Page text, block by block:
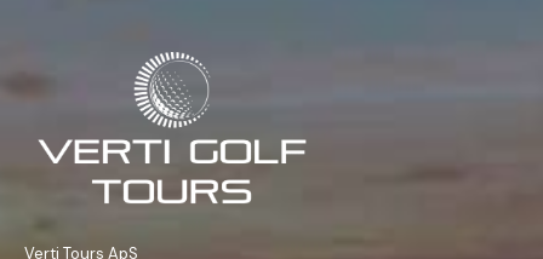
Verti Tours ApS